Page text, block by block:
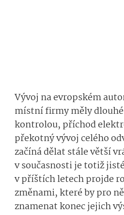
Vývoj na evropském
místní firmy měly
kontrolou, příchod
překotný vývoj celého
začíná dělat stále větší
v současnosti je totiž
v příštích letech projde
změnami, které by pro
znamenat konec jejich